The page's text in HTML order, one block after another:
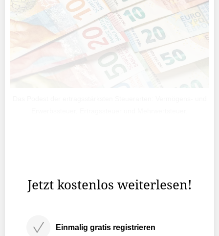
Jetzt kostenlos weiterlesen!
Einmalig gratis registrieren